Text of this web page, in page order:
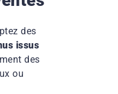
des
issus
des
ou